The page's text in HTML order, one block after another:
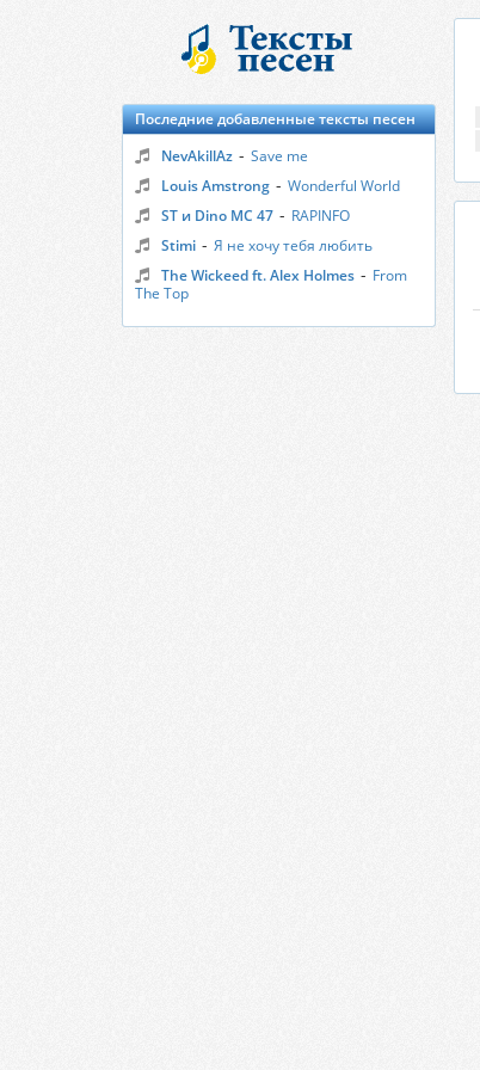
Последние добавленные тексты песен
NevAkillAz - Save me
Louis Amstrong - Wonderful World
ST и Dino MC 47 - RAPINFO
Stimi - Я не хочу тебя любить
The Wickeed ft. Alex Holmes - From
The Top